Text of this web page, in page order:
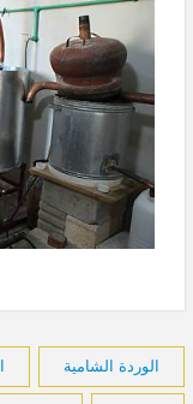
الوردة الشامية